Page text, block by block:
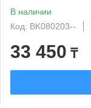
В наличии
Код: BK080203--
33 450 ₸